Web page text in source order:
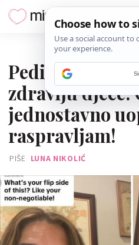
Pedijatrica o
zdravlju djece:
jednostavno
raspravljam!
PIŠE LUNA NIKOLIĆ